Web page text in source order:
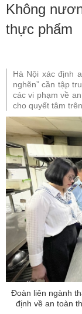
Không
thực phẩm
Hà Nội xác định
nghẽn” cần tập
các vi phạm về
cho quyết tâm trên.
Đoàn liên ngành
định về an toàn